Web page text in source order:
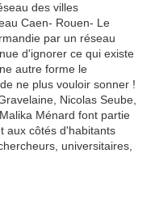
des villes
Caen- Rouen- Le
par un réseau
d'ignorer ce qui existe
autre forme le
ne plus vouloir sonner !
Nicolas Seube,
Ménard font partie
aux côtés d'habitants
universitaires,